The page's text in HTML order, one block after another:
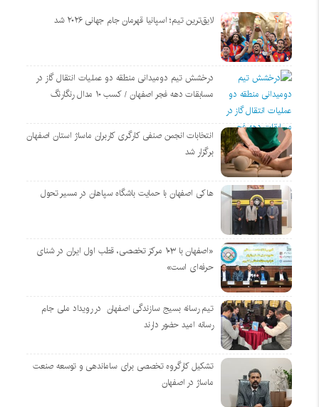
لایق‌ترین تیم؛ اسپانیا قهرمان جام جهانی ۲۰۲۶ شد
درخشش تیم دومیدانی منطقه دو عملیات انتقال گاز در
مسابقات دهه فجر اصفهان / کسب ۱۰ مدال رنگارنگ
انتخابات انجمن صنفی کارگری کاربران ماساژ استان اصفهان
برگزار شد
هاکی اصفهان با حمایت باشگاه سپاهان در مسیر تحول
«اصفهان با ۱۰۳ مرکز تخصصی، قطب اول ایران در شنای
حرفه‌ای است»
تیم رسانه بسیج سازندگی اصفهان در رویداد ملی جام
رسانه امید حضور دارند
تشکیل کارگروه تخصصی برای ساماندهی و توسعه صنعت
ماساژ در اصفهان